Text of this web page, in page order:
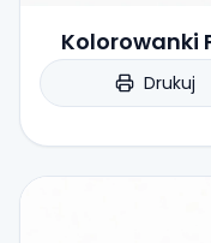
Kolorowanki
Drukuj